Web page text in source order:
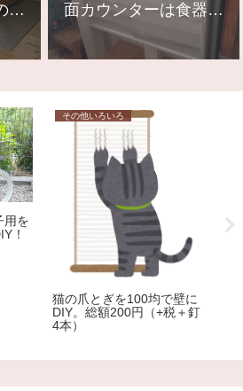
一
面カウンターは食器棚
れな
を
その他いろいろ
包丁で指を切って血が止ま